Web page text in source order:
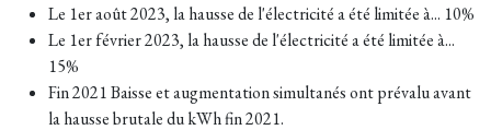
Le 1er août 2023, la hausse de l'électricité a été limitée à... 10%
Le 1er février 2023, la hausse de l'électricité a été limitée à...
15%
Fin 2021 Baisse et augmentation simultanés ont prévalu avant
la hausse brutale du kWh fin 2021.